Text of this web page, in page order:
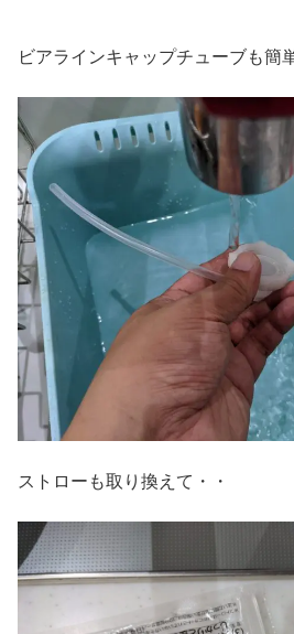
ビアラインキャップチューブも簡
ストローも取り換えて・・